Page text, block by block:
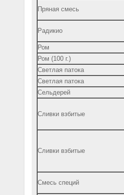
Пряная смесь
Радикио
Ром
Ром (100 г.)
Светлая патока
Светлая патока
Сельдерей
Сливки взбитые
Сливки взбитые
Смесь специй